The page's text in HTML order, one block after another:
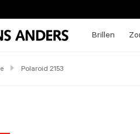
Brillen
Polaroid 2153